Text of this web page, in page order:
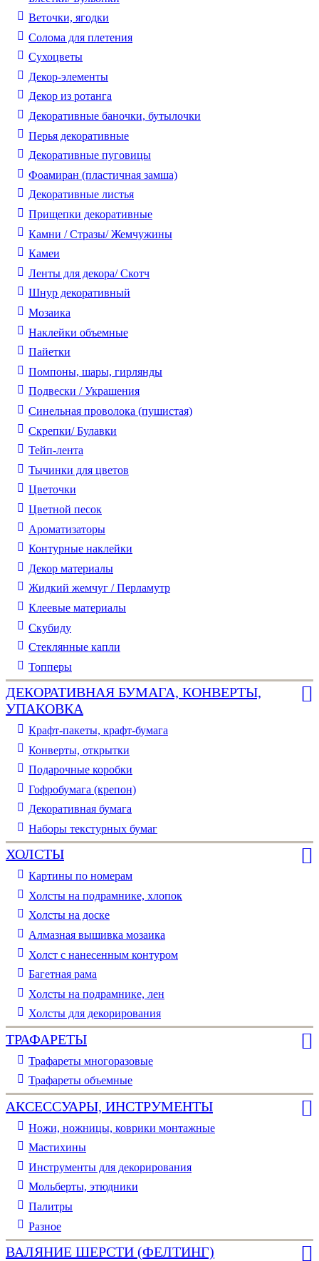
Веточки, ягодки
Солома для плетения
Cухоцветы
Декор-элементы
Декор из ротанга
Декоративные баночки, бутылочки
Перья декоративные
Декоративные пуговицы
Фоамиран (пластичная замша)
Декоративные листья
Прищепки декоративные
Камни / Cтразы/ Жемчужины
Камеи
Ленты для декора/ Скотч
Шнур декоративный
Мозаика
Наклейки объемные
Пайетки
Помпоны, шары, гирлянды
Подвески / Украшения
Синельная проволока (пушистая)
Скрепки/ Булавки
Тейп-лента
Тычинки для цветов
Цветочки
Цветной песок
Ароматизаторы
Контурные наклейки
Декор материалы
Жидкий жемчуг / Перламутр
Клеевые материалы
Скубиду
Стеклянные капли
Топперы
ДЕКОРАТИВНАЯ БУМАГА, КОНВЕРТЫ,
УПАКОВКА
Крафт-пакеты, крафт-бумага
Конверты, открытки
Подарочные коробки
Гофробумага (крепон)
Декоративная бумага
Наборы текстурных бумаг
ХОЛСТЫ
Картины по номерам
Холсты на подрамнике, хлопок
Холсты на доске
Алмазная вышивка мозаика
Холст с нанесенным контуром
Багетная рама
Холсты на подрамнике, лен
Холсты для декорирования
ТРАФАРЕТЫ
Трафареты многоразовые
Трафареты объемные
АКСЕССУАРЫ, ИНСТРУМЕНТЫ
Ножи, ножницы, коврики монтажные
Мастихины
Инструменты для декорирования
Мольберты, этюдники
Палитры
Разное
ВАЛЯНИЕ ШЕРСТИ (ФЕЛТИНГ)